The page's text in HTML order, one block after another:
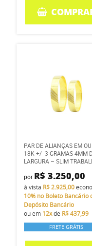
PAR DE ALIANÇAS EM
18K +/- 3 GRAMAS 4MM
LARGURA – SLIM
por R$ 3.250,00
à vista R$ 2.925,00
10% no Boleto Bancário
Depósito Bancário
ou em 12xde R$ 437,99
FRETE GRÁTIS